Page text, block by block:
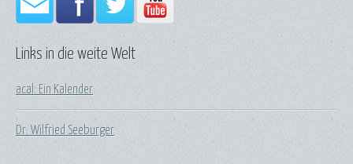
Links in die weite Welt
acal: Ein Kalender
Dr. Wilfried Seeburger